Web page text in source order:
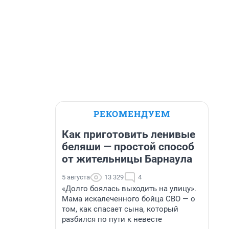
РЕКОМЕНДУЕМ
Как приготовить ленивые
беляши — простой способ
от жительницы Барнаула
5 августа 13 329 4
«Долго боялась выходить на улицу».
Мама искалеченного бойца СВО — о
том, как спасает сына, который
разбился по пути к невесте